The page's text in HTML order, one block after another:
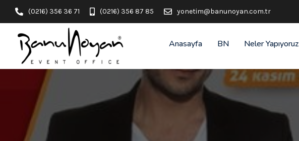
(0216) 356 36 71 (0216) 356 87 85 yonetim@banunoyan.com.tr
Anasayfa BN Neler Yapıyoruz